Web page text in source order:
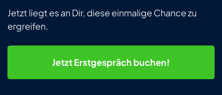
Jetzt liegt es an Dir, diese einmalige Chance zu
ergreifen.
JetztErstgespräch buchen!